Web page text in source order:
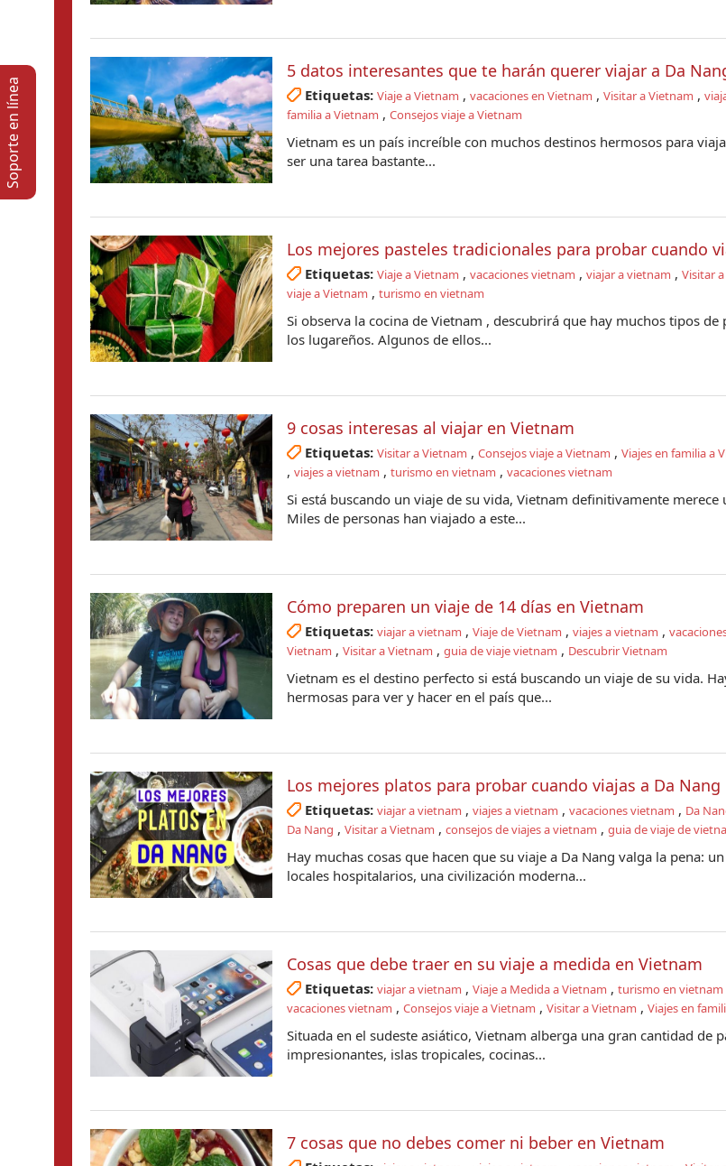
5 datos interesantes que te harán querer viajar a Da
Etiquetas: Viaje a Vietnam , vacaciones en Vietnam , Visitar a Vietnam ,
familia a Vietnam , Consejos viaje a Vietnam
Vietnam es un país increíble con muchos destinos hermosos para
ser una tarea bastante...
Los mejores pasteles tradicionales para probar cuando
Etiquetas: Viaje a Vietnam , vacaciones vietnam , viajar a vietnam , Visitar
viaje a Vietnam , turismo en vietnam
Si observa la cocina de Vietnam , descubrirá que hay muchos tipos de
los lugareños. Algunos de ellos...
9 cosas interesas al viajar en Vietnam
Etiquetas: Visitar a Vietnam , Consejos viaje a Vietnam , Viajes en familia a
, viajes a vietnam , turismo en vietnam , vacaciones vietnam
Si está buscando un viaje de su vida, Vietnam definitivamente merece
Miles de personas han viajado a este...
Cómo preparen un viaje de 14 días en Vietnam
Etiquetas: viajar a vietnam , Viaje de Vietnam , viajes a vietnam ,
Vietnam , Visitar a Vietnam , guia de viaje vietnam , Descubrir Vietnam
Vietnam es el destino perfecto si está buscando un viaje de su vida.
hermosas para ver y hacer en el país que...
Los mejores platos para probar cuando viajas a Da Nang
Etiquetas: viajar a vietnam , viajes a vietnam , vacaciones vietnam , Da
Da Nang , Visitar a Vietnam , consejos de viajes a vietnam , guia de viaje de
Hay muchas cosas que hacen que su viaje a Da Nang valga la pena:
locales hospitalarios, una civilización moderna...
Cosas que debe traer en su viaje a medida en Vietnam
Etiquetas: viajar a vietnam , Viaje a Medida a Vietnam , turismo en vietnam
vacaciones vietnam , Consejos viaje a Vietnam , Visitar a Vietnam , Viajes en
Situada en el sudeste asiático, Vietnam alberga una gran cantidad de
impresionantes, islas tropicales, cocinas...
7 cosas que no debes comer ni beber en Vietnam
Soporte en lí­nea